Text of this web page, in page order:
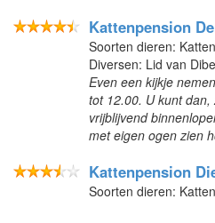
Kattenpension
Soorten dieren: Katten
Diversen: Lid van
Even een kijkje
tot 12.00. U kunt
vrijblijvend
met eigen ogen zien
Kattenpension
Soorten dieren: Katten